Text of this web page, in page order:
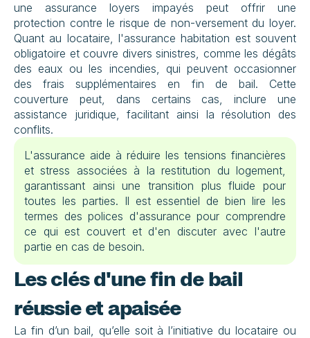
une assurance loyers impayés peut offrir une
protection contre le risque de non-versement du loyer.
Quant au locataire, l'assurance habitation est souvent
obligatoire et couvre divers sinistres, comme les dégâts
des eaux ou les incendies, qui peuvent occasionner
des frais supplémentaires en fin de bail. Cette
couverture peut, dans certains cas, inclure une
assistance juridique, facilitant ainsi la résolution des
conflits.
L'assurance aide à réduire les tensions financières
et stress associées à la restitution du logement,
garantissant ainsi une transition plus fluide pour
toutes les parties. Il est essentiel de bien lire les
termes des polices d'assurance pour comprendre
ce qui est couvert et d'en discuter avec l'autre
partie en cas de besoin.
Les clés d'une fin de bail
réussie et apaisée
La fin d’un bail, qu’elle soit à l’initiative du locataire ou